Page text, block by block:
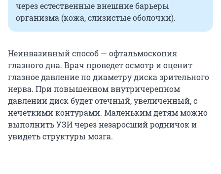
через естественные внешние барьеры
организма (кожа, слизистые оболочки).
Неинвазивный способ — офтальмоскопия
глазного дна. Врач проведет осмотр и оценит
глазное давление по диаметру диска зрительного
нерва. При повышенном внутричерепном
давлении диск будет отечный, увеличенный, с
нечеткими контурами. Маленьким детям можно
выполнить УЗИ через незаросший родничок и
увидеть структуры мозга.